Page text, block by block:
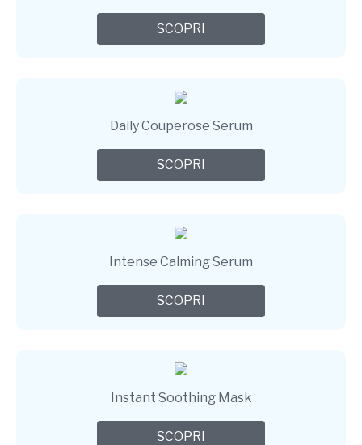
SCOPRI
Daily Couperose Serum
SCOPRI
Intense Calming Serum
SCOPRI
Instant Soothing Mask
SCOPRI